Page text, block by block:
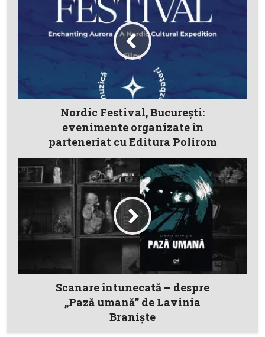
Nordic Festival, București:
evenimente organizate în
parteneriat cu Editura Polirom
Scanare întunecată – despre
„Pază umană” de Lavinia
Branişte